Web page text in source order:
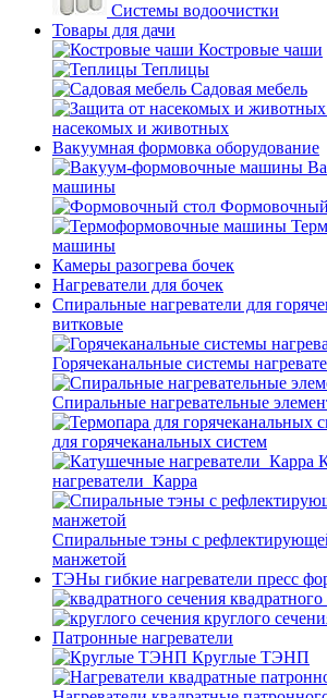
Системы водоочистки
Товары для дачи
Костровые чаши
Теплицы
Садовая мебель
насекомых и животных
Вакуумная формовка оборудование
машины
машины
Камеры разогрева бочек
Нагреватели для бочек
Спиральные нагреватели для
витковые
Горячеканальные системы
Спиральные нагревательные
для горячеканальных систем
нагреватели_Карра
Спиральные тэны с
манжетой
ТЭНы гибкие нагреватели пресс
квадратного
круглого
Патронные нагреватели
Круглые ТЭНП